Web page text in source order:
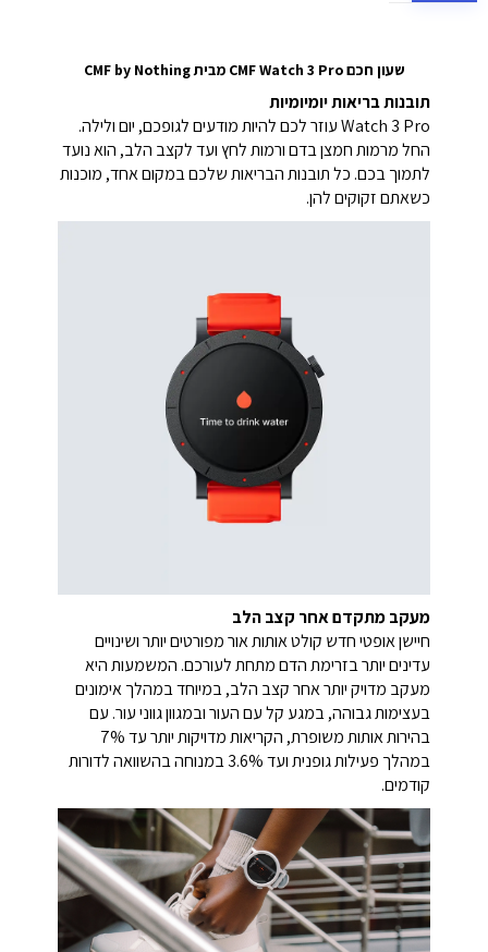
שעון חכם CMF Watch 3 Pro מבית CMF by Nothing
תובנות בריאות יומיומיות
Watch 3 Pro עוזר לכם להיות מודעים לגופכם, יום ולילה.
החל מרמות חמצן בדם ורמות לחץ ועד לקצב הלב, הוא נועד
לתמוך בכם. כל תובנות הבריאות שלכם במקום אחד, מוכנות
כשאתם זקוקים להן.
מעקב מתקדם אחר קצב הלב
חיישן אופטי חדש קולט אותות אור מפורטים יותר ושינויים
עדינים יותר בזרימת הדם מתחת לעורכם. המשמעות היא
מעקב מדויק יותר אחר קצב הלב, במיוחד במהלך אימונים
בעצימות גבוהה, במגע קל עם העור ובמגוון גווני עור. עם
בהירות אותות משופרת, הקריאות מדויקות יותר עד 7%
במהלך פעילות גופנית ועד 3.6% במנוחה בהשוואה לדורות
קודמים.